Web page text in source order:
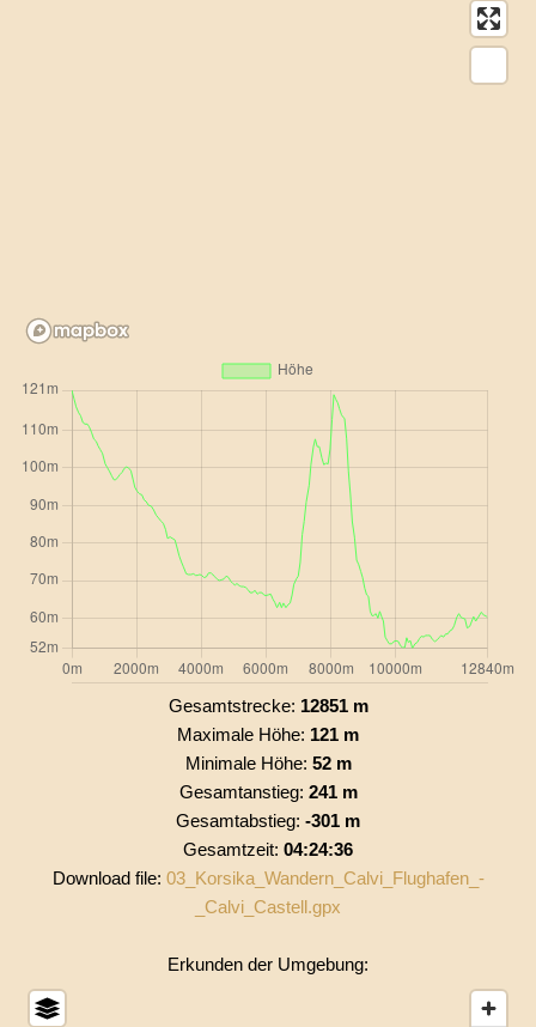
Gesamtstrecke: 12851 m
Maximale Höhe: 121 m
Minimale Höhe: 52 m
Gesamtanstieg: 241 m
Gesamtabstieg: -301 m
Gesamtzeit: 04:24:36
Download file: 03_Korsika_Wandern_Calvi_Flughafen_-
_Calvi_Castell.gpx
Erkunden der Umgebung: